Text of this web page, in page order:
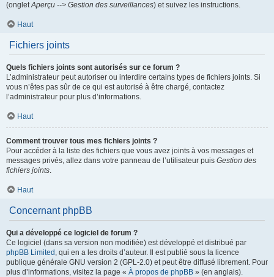
(ongletAperçu --> Gestion des surveillances) et suivez les instructions.
Haut
Fichiers joints
Quels fichiers joints sont autorisés sur ce forum ?
L’administrateur peut autoriser ou interdire certains types de fichiers joints. Si
vous n’êtes pas sûr de ce qui est autorisé à être chargé, contactez
l’administrateur pour plus d’informations.
Haut
Comment trouver tous mes fichiers joints ?
Pour accéder à la liste des fichiers que vous avez joints à vos messages et
messages privés, allez dans votre panneau de l’utilisateur puis Gestion des
fichiers joints.
Haut
Concernant phpBB
Qui a développé ce logiciel de forum ?
Ce logiciel (dans sa version non modifiée) est développé et distribué par
phpBB Limited , qui en a les droits d’auteur. Il est publié sous la licence
publique générale GNU version 2 (GPL-2.0) et peut être diffusé librement. Pour
plus d’informations, visitez la page « À propos de phpBB » (en anglais).